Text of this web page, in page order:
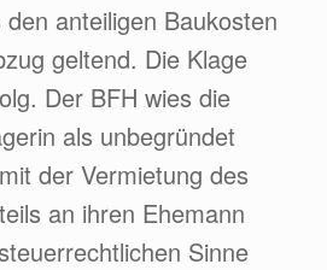
anteiligen Baukosten
geltend. Die Klage
Der BFH wies die
als unbegründet
der Vermietung des
an ihren Ehemann
Sinne